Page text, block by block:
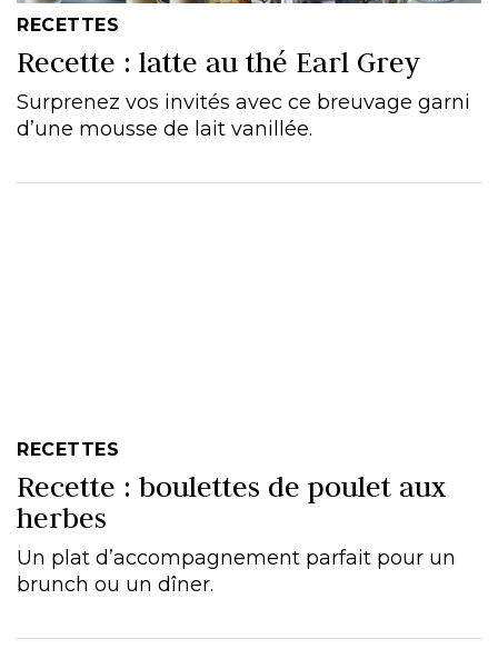
RECETTES
Recette : latte au thé Earl Grey
Surprenez vos invités avec ce breuvage garni
d’une mousse de lait vanillée.
RECETTES
Recette : boulettes de poulet aux
herbes
Un plat d’accompagnement parfait pour un
brunch ou un dîner.